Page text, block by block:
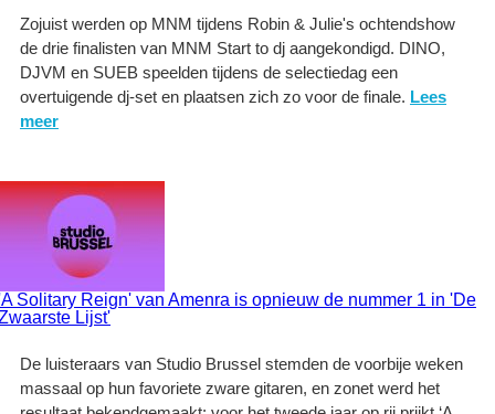
Zojuist werden op MNM tijdens Robin & Julie's ochtendshow
de drie finalisten van MNM Start to dj aangekondigd. DINO,
DJVM en SUEB speelden tijdens de selectiedag een
overtuigende dj-set en plaatsen zich zo voor de finale. Lees
meer
Solitary Reign' van Amenra is opnieuw de nummer 1 in 'De
Lijst'
De luisteraars van Studio Brussel stemden de voorbije weken
massaal op hun favoriete zware gitaren, en zonet werd het